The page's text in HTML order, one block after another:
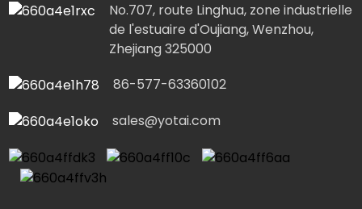
No.707, route Linghua, zone industrielle
de l'estuaire d'Oujiang, Wenzhou,
Zhejiang 325000
86-577-63360102
sales@yotai.com